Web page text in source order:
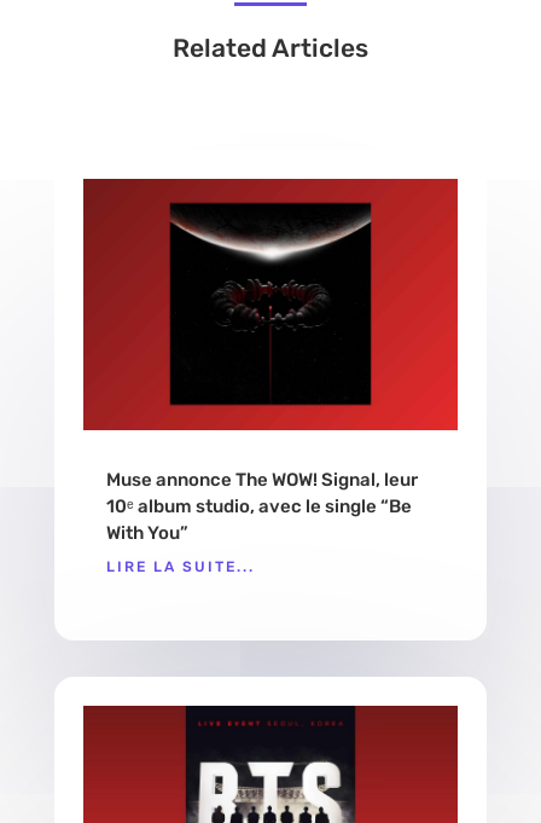
Related Articles
Muse annonce The WOW! Signal, leur
10ᵉ album studio, avec le single “Be
With You”
LIRE LA SUITE...